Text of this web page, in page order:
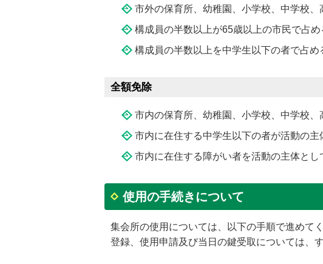
市外の保育所、幼稚園、小学校、中学校
構成員の半数以上が65歳以上の市民で占
構成員の半数以上を中学生以下の者で占
全額免除
市内の保育所、幼稚園、小学校、中学校
市内に在住する中学生以下の者が活動の主
市内に在住する障がい者を活動の主体とし
使用の手続きについて
集会所の使用については、以下の手順で進めてく
登録、使用申請及び当日の鍵受取については、